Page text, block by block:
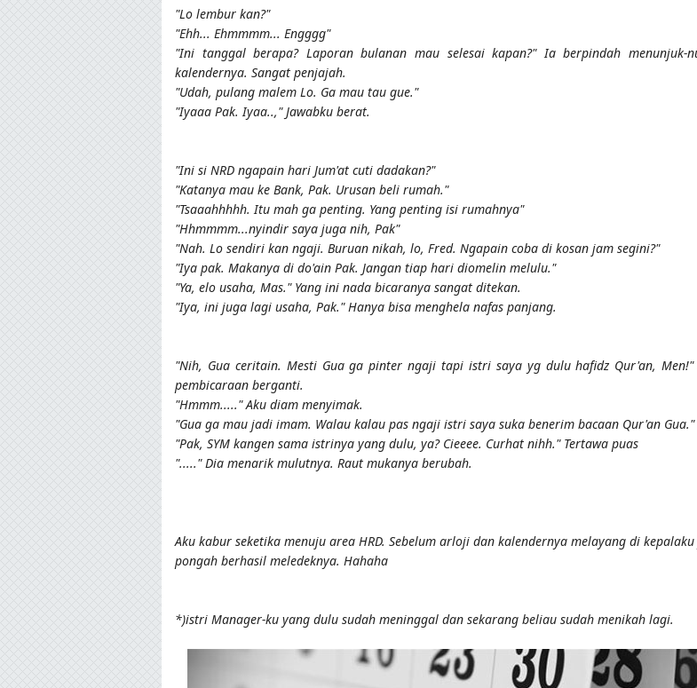
"Lo lembur kan?"
"Ehh... Ehmmmm... Engggg"
"Ini tanggal berapa? Laporan bulanan mau selesai kapan?" Ia berpindah menunjuk-
kalendernya. Sangat penjajah.
"Udah, pulang malem Lo. Ga mau tau gue."
"Iyaaa Pak. Iyaa..," Jawabku berat.
"Ini si NRD ngapain hari Jum'at cuti dadakan?"
"Katanya mau ke Bank, Pak. Urusan beli rumah."
"Tsaaahhhhh. Itu mah ga penting. Yang penting isi rumahnya"
"Hhmmmm...nyindir saya juga nih, Pak"
"Nah. Lo sendiri kan ngaji. Buruan nikah, lo, Fred. Ngapain coba di kosan jam segini?"
"Iya pak. Makanya di do'ain Pak. Jangan tiap hari diomelin melulu."
"Ya, elo usaha, Mas." Yang ini nada bicaranya sangat ditekan.
"Iya, ini juga lagi usaha, Pak." Hanya bisa menghela nafas panjang.
"Nih, Gua ceritain. Mesti Gua ga pinter ngaji tapi istri saya yg dulu hafidz Qur'an, Men!"
pembicaraan berganti.
"Hmmm....." Aku diam menyimak.
"Gua ga mau jadi imam. Walau kalau pas ngaji istri saya suka benerim bacaan Qur'an Gua."
"Pak, SYM kangen sama istrinya yang dulu, ya? Cieeee. Curhat nihh." Tertawa puas
"....." Dia menarik mulutnya. Raut mukanya berubah.
Aku kabur seketika menuju area HRD. Sebelum arloji dan kalendernya melayang di
pongah berhasil meledeknya. Hahaha
*)istri Manager-ku yang dulu sudah meninggal dan sekarang beliau sudah menikah lagi.